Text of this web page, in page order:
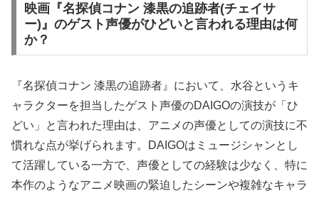
映画『名探偵コナン 漆黒の追跡者(チェイサ
ー)』のゲスト声優がひどいと言われる理由は何
か？
『名探偵コナン 漆黒の追跡者』において、水谷というキ
ャラクターを担当したゲスト声優のDAIGOの演技が「ひ
どい」と言われた理由は、アニメの声優としての演技に不
慣れな点が挙げられます。DAIGOはミュージシャンとし
て活躍している一方で、声優としての経験は少なく、特に
本作のようなアニメ映画の緊迫したシーンや複雑なキャラ